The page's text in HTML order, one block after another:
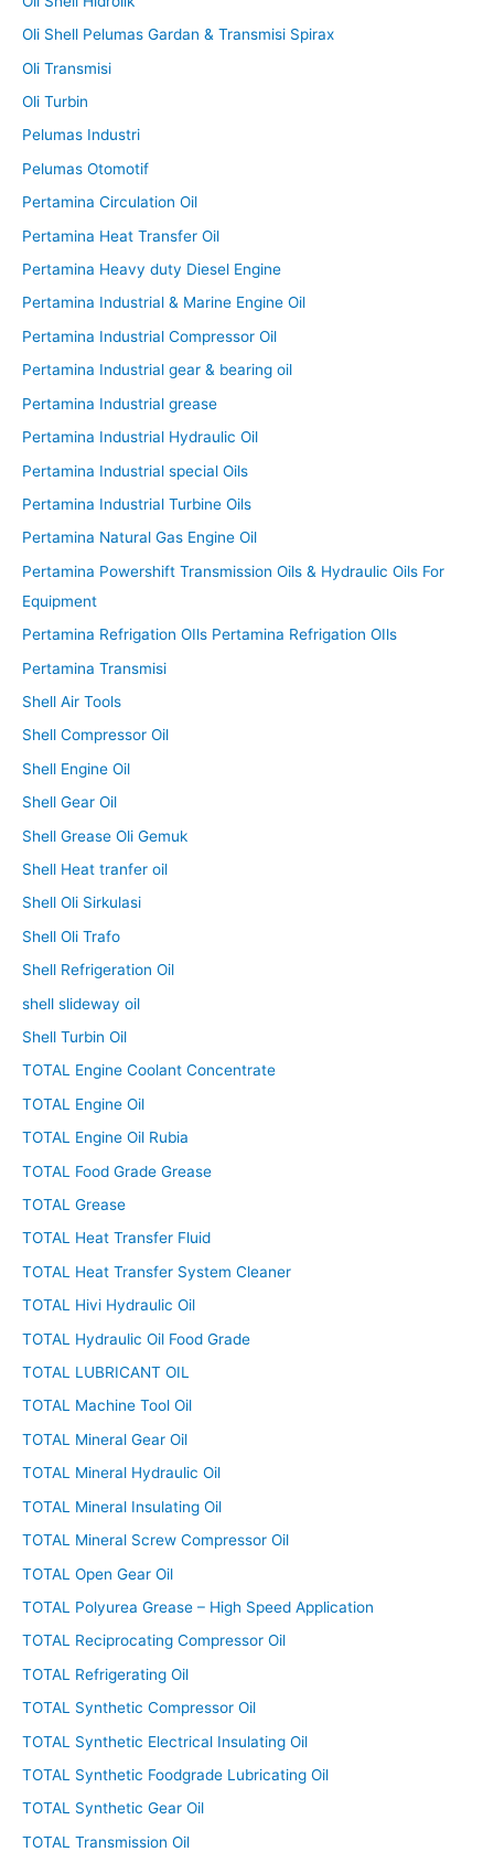
Oli Shell Pelumas Gardan & Transmisi Spirax
Oli Transmisi
Oli Turbin
Pelumas Industri
Pelumas Otomotif
Pertamina Circulation Oil
Pertamina Heat Transfer Oil
Pertamina Heavy duty Diesel Engine
Pertamina Industrial & Marine Engine Oil
Pertamina Industrial Compressor Oil
Pertamina Industrial gear & bearing oil
Pertamina Industrial grease
Pertamina Industrial Hydraulic Oil
Pertamina Industrial special Oils
Pertamina Industrial Turbine Oils
Pertamina Natural Gas Engine Oil
Pertamina Powershift Transmission Oils & Hydraulic Oils For
Equipment
Pertamina Refrigation OIls Pertamina Refrigation OIls
Pertamina Transmisi
Shell Air Tools
Shell Compressor Oil
Shell Engine Oil
Shell Gear Oil
Shell Grease Oli Gemuk
Shell Heat tranfer oil
Shell Oli Sirkulasi
Shell Oli Trafo
Shell Refrigeration Oil
shell slideway oil
Shell Turbin Oil
TOTAL Engine Coolant Concentrate
TOTAL Engine Oil
TOTAL Engine Oil Rubia
TOTAL Food Grade Grease
TOTAL Grease
TOTAL Heat Transfer Fluid
TOTAL Heat Transfer System Cleaner
TOTAL Hivi Hydraulic Oil
TOTAL Hydraulic Oil Food Grade
TOTAL LUBRICANT OIL
TOTAL Machine Tool Oil
TOTAL Mineral Gear Oil
TOTAL Mineral Hydraulic Oil
TOTAL Mineral Insulating Oil
TOTAL Mineral Screw Compressor Oil
TOTAL Open Gear Oil
TOTAL Polyurea Grease – High Speed Application
TOTAL Reciprocating Compressor Oil
TOTAL Refrigerating Oil
TOTAL Synthetic Compressor Oil
TOTAL Synthetic Electrical Insulating Oil
TOTAL Synthetic Foodgrade Lubricating Oil
TOTAL Synthetic Gear Oil
TOTAL Transmission Oil